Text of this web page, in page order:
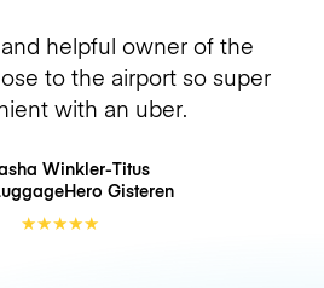
helpful owner of the
to the airport so super
with an uber.
Winkler-Titus
Gisteren
★★★★★